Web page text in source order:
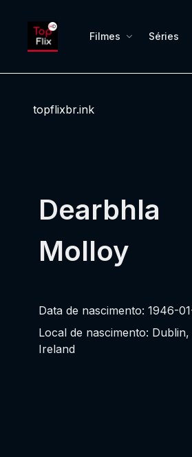
Filmes Séries
topflixbr.ink
Dearbhla
Molloy
Data de nascimento: 1946-
Local de nascimento: Dublin,
Ireland